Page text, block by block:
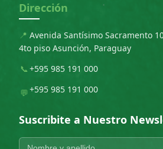
Dirección
📍 Avenida Santísimo Sacramento
4to piso Asunción, Paraguay
📞 +595 985 191 000
💬 +595 985 191 000
Suscribite a Nuestro